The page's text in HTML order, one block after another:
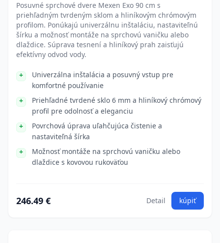
Posuvné sprchové dvere Mexen Exo 90 cm s
priehľadným tvrdeným sklom a hliníkovým chrómovým
profilom. Ponúkajú univerzálnu inštaláciu, nastaviteľnú
šírku a možnosť montáže na sprchovú vaničku alebo
dlaždice. Súprava tesnení a hliníkový prah zaisťujú
efektívny odvod vody.
Univerzálna inštalácia a posuvný vstup pre
komfortné používanie
Priehľadné tvrdené sklo 6 mm a hliníkový chrómový
profil pre odolnosť a eleganciu
Povrchová úprava uľahčujúca čistenie a
nastaviteľná šírka
Možnosť montáže na sprchovú vaničku alebo
dlaždice s kovovou rukoväťou
246.49 € Detail kúpiť